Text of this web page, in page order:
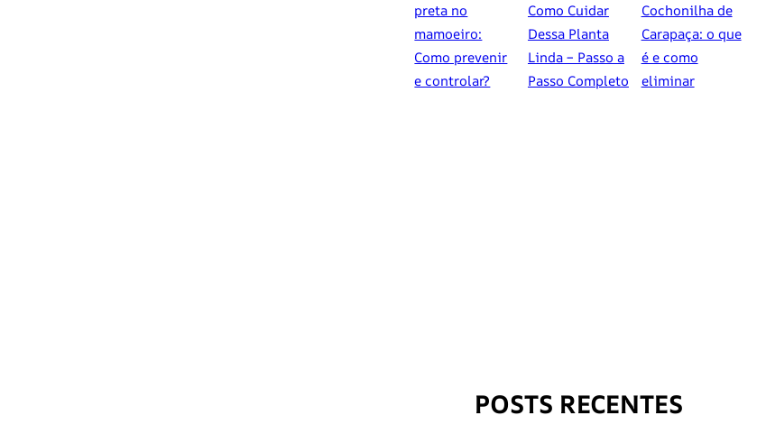
preta no
mamoeiro:
Como prevenir
e controlar?
Como Cuidar
Dessa Planta
Linda – Passo a
Passo Completo
Cochonilha de
Carapaça: o que
é e como
eliminar
POSTS RECENTES